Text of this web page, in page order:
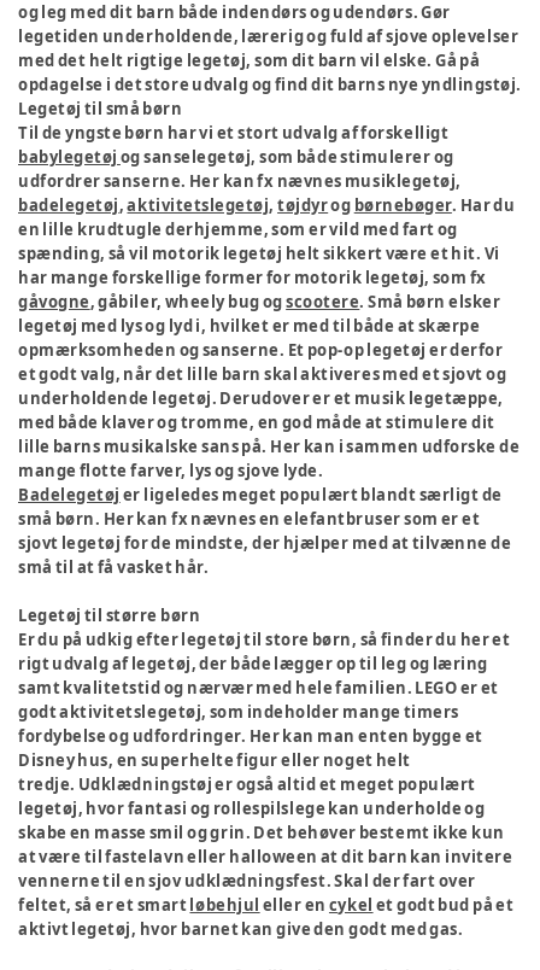
og leg med dit barn både indendørs og udendørs. Gør
legetiden underholdende, lærerig og fuld af sjove oplevelser
med det helt rigtige legetøj, som dit barn vil elske. Gå på
opdagelse i det store udvalg og find dit barns nye yndlingstøj.
Legetøj til små børn
Til de yngste børn har vi et stort udvalg af forskelligt
babylegetøj og sanselegetøj, som både stimulerer og
udfordrer sanserne. Her kan fx nævnes musiklegetøj,
badelegetøj,aktivitetslegetøj,tøjdyrog børnebøger. Har du
en lille krudtugle derhjemme, som er vild med fart og
spænding, så vil motorik legetøj helt sikkert være et hit. Vi
har mange forskellige former for motorik legetøj, som fx
gåvogne, gåbiler, wheely bug ogscootere. Små børn elsker
legetøj med lys og lyd i, hvilket er med til både at skærpe
opmærksomheden og sanserne. Et pop-op legetøj er derfor
et godt valg, når det lille barn skal aktiveres med et sjovt og
underholdende legetøj. Derudover er et musik legetæppe,
med både klaver og tromme, en god måde at stimulere dit
lille barns musikalske sans på. Her kan i sammen udforske de
mange flotte farver, lys og sjove lyde.
Badelegetøj er ligeledes meget populært blandt særligt de
små børn. Her kan fx nævnes en elefantbruser som er et
sjovt legetøj for de mindste, der hjælper med at tilvænne de
små til at få vasket hår.
Legetøj til større børn
Er du på udkig efter legetøj til store børn, så finder du her et
rigt udvalg af legetøj, der både lægger op til leg og læring
samt kvalitetstid og nærvær med hele familien. LEGO er et
godt aktivitetslegetøj, som indeholder mange timers
fordybelse og udfordringer. Her kan man enten bygge et
Disney hus, en superhelte figur eller noget helt
tredje. Udklædningstøj er også altid et meget populært
legetøj, hvor fantasi og rollespilslege kan underholde og
skabe en masse smil og grin. Det behøver bestemt ikke kun
at være til fastelavn eller halloween at dit barn kan invitere
vennerne til en sjov udklædningsfest. Skal der fart over
feltet, så er et smartløbehjul eller en cykel et godt bud på et
aktivt legetøj, hvor barnet kan give den godt med gas.